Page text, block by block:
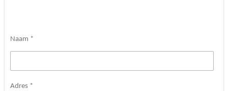
Naam *
Adres *